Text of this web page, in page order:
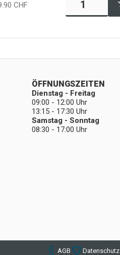
CHF
ÖFFNUNGSZEITEN
Dienstag - Freitag
09:00 - 12:00 Uhr
13:15 - 17:30 Uhr
Samstag - Sonntag
08:30 - 17:00 Uhr
AGB Datenschutz